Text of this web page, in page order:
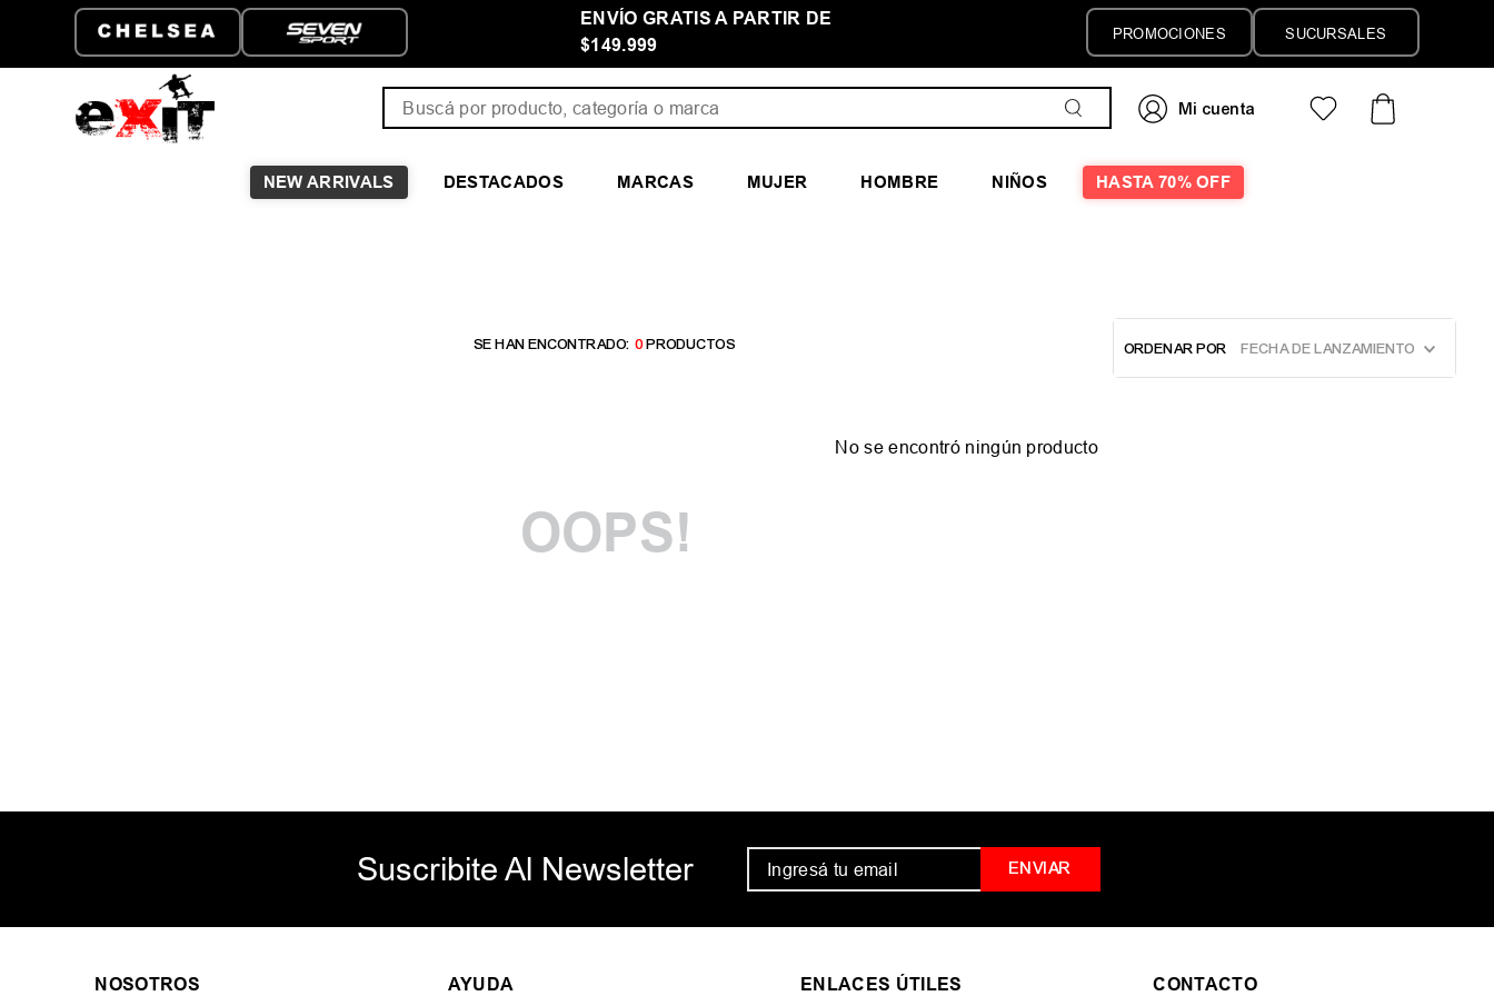
ENVÍO GRATIS A PARTIR DE
$149.999
PROMOCIONES SUCURSALES
NEW ARRIVALS DESTACADOS MARCAS MUJER HOMBRE NIÑOS HASTA 70% OFF
0PRODUCTOS ORDENAR POR FECHA DE LANZAMIENTO
OOPS!
No se encontró ningún producto
Suscribite Al Newsletter ENVIAR
NOSOTROS AYUDA ENLACES ÚTILES CONTACTO